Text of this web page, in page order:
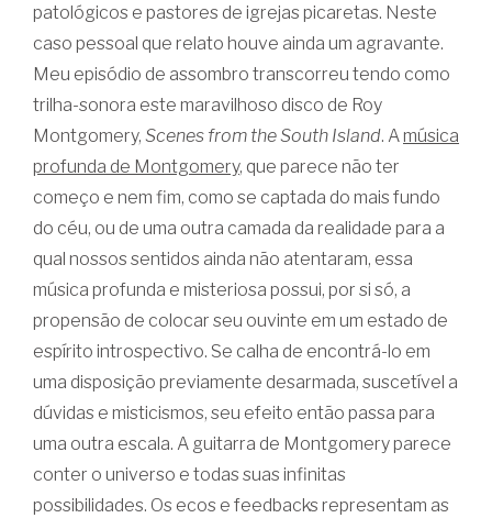
patológicos e pastores de igrejas picaretas. Neste
caso pessoal que relato houve ainda um agravante.
Meu episódio de assombro transcorreu tendo como
trilha-sonora este maravilhoso disco de Roy
Montgomery, Scenes from the South Island. Amúsica
profunda de Montgomery, que parece não ter
começo e nem fim, como se captada do mais fundo
do céu, ou de uma outra camada da realidade para a
qual nossos sentidos ainda não atentaram, essa
música profunda e misteriosa possui, por si só, a
propensão de colocar seu ouvinte em um estado de
espírito introspectivo. Se calha de encontrá-lo em
uma disposição previamente desarmada, suscetível a
dúvidas e misticismos, seu efeito então passa para
uma outra escala. A guitarra de Montgomery parece
conter o universo e todas suas infinitas
possibilidades. Os ecos e feedbacks representam as